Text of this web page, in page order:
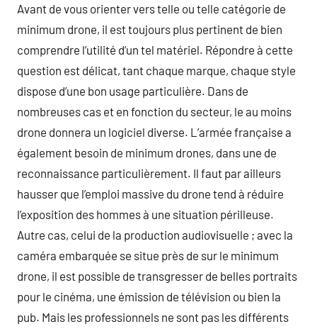
Avant de vous orienter vers telle ou telle catégorie de
minimum drone, il est toujours plus pertinent de bien
comprendre l’utilité d’un tel matériel. Répondre à cette
question est délicat, tant chaque marque, chaque style
dispose d’une bon usage particulière. Dans de
nombreuses cas et en fonction du secteur, le au moins
drone donnera un logiciel diverse. L’armée française a
également besoin de minimum drones, dans une de
reconnaissance particulièrement. Il faut par ailleurs
hausser que l’emploi massive du drone tend à réduire
l’exposition des hommes à une situation périlleuse.
Autre cas, celui de la production audiovisuelle ; avec la
caméra embarquée se situe près de sur le minimum
drone, il est possible de transgresser de belles portraits
pour le cinéma, une émission de télévision ou bien la
pub. Mais les professionnels ne sont pas les différents